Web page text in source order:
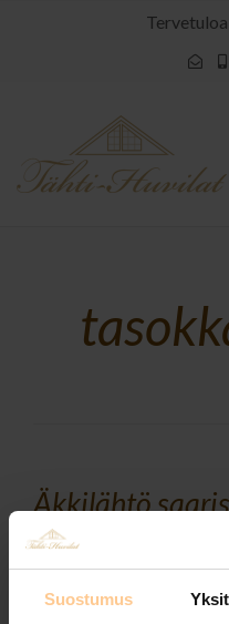
Suostumus
Äkkilähtö
viikonloppu 3
Tähti-huvilassa